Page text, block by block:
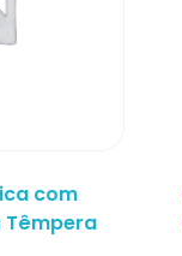
com
Têmpera